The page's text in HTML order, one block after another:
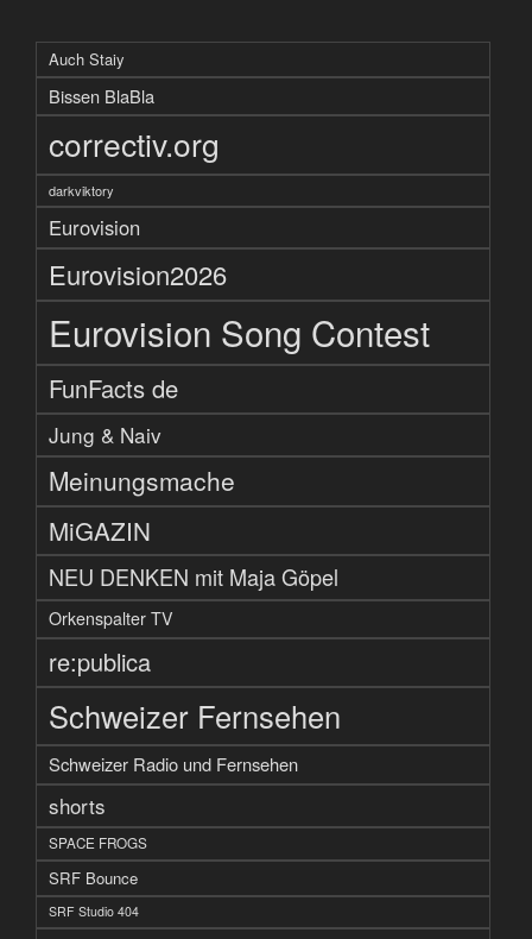
Auch Staiy
Bissen BlaBla
correctiv.org
darkviktory
Eurovision
Eurovision2026
Eurovision Song Contest
FunFacts de
Jung & Naiv
Meinungsmache
MiGAZIN
NEU DENKEN mit Maja Göpel
Orkenspalter TV
re:publica
Schweizer Fernsehen
Schweizer Radio und Fernsehen
shorts
SPACE FROGS
SRF Bounce
SRF Studio 404